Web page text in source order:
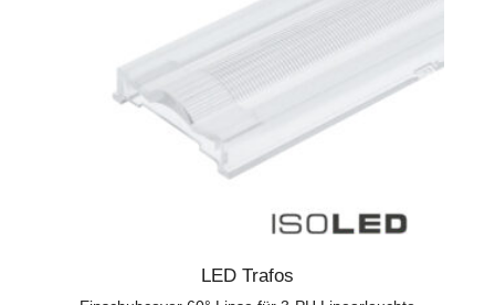
LED Trafos